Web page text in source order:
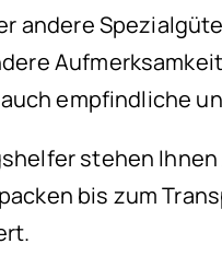
andere
empfindliche
stehen
bis zum